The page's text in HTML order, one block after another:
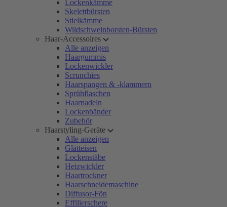
Lockenkämme
Skelettbürsten
Stielkämme
Wildschweinborsten-Bürsten
Haar-Accessoires
Alle anzeigen
Haargummis
Lockenwickler
Scrunchies
Haarspangen & -klammern
Sprühflaschen
Haarnadeln
Lockenbänder
Zubehör
Haarstyling-Geräte
Alle anzeigen
Glätteisen
Lockenstäbe
Heizwickler
Haartrockner
Haarschneidemaschine
Diffusor-Fön
Effilierschere